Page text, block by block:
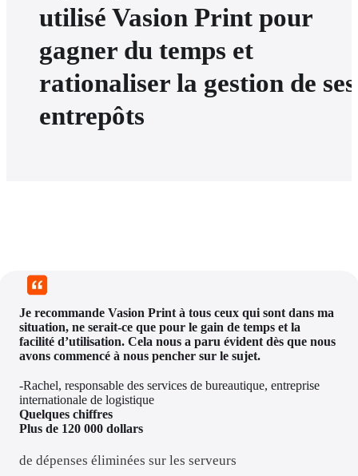
utilisé Vasion Print pour
gagner du temps et
rationaliser la gestion de ses
entrepôts
Je recommande Vasion Print à tous ceux qui sont dans ma
situation, ne serait-ce que pour le gain de temps et la
facilité d’utilisation. Cela nous a paru évident dès que nous
avons commencé à nous pencher sur le sujet.
-Rachel, responsable des services de bureautique, entreprise
internationale de logistique
Quelques chiffres
Plus de 120 000 dollars
de dépenses éliminées sur les serveurs